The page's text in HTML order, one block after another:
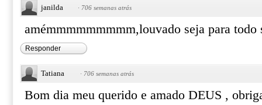
janilda · 706 semanas atrás
amémmmmmmmmm,louvado seja para todo
Responder
Tatiana · 706 semanas atrás
Bom dia meu querido e amado DEUS ,